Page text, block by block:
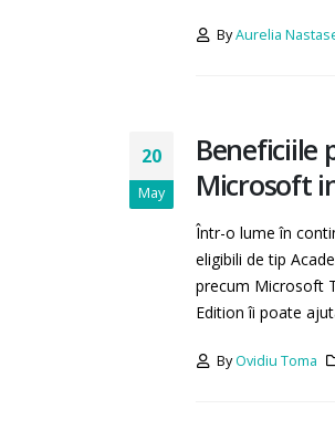
ByAurelia
20
May
Beneficiile
Microsoft
Într-o lume în
eligibili de tip
precum Microsoft
Edition îi poate
ByOvidiu Toma